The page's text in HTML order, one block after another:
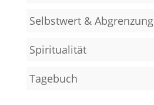
Selbstwert & Abgrenzung
Spiritualität
Tagebuch